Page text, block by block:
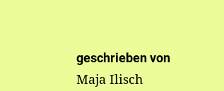
geschrieben von
Maja Ilisch